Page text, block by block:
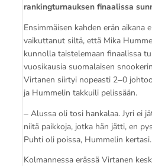
rankingturnauksen finaalissa
Ensimmäisen kahden erän aikana
vaikuttanut siltä, että Mika
kunnolla taistelemaan finaalissa
vuosikausia suomalaisen
Virtanen siirtyi nopeasti 2‒0
ja Hummelin takkuili pelissään.
‒ Alussa oli tosi hankalaa. Jyri ei
niitä paikkoja, jotka hän jätti, en
Puhti oli poissa, Hummelin kertasi.
Kolmannessa erässä Virtanen